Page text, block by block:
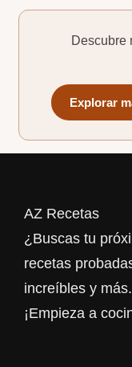
Descubre
Explorar
AZ Recetas
¿Buscas tu
recetas
increíbles y
¡Empieza a